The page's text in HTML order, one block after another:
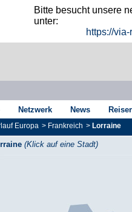
Bitte besucht unsere
unter:
https://
Netzwerk News
Europa > Frankreich > Lorraine
(Klick auf eine Stadt)